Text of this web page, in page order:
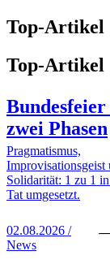
Top-Artikel
Top-Artikel
zwei Phasen
Pragmatismus,
Improvisationsgeist
Solidarität: 1 zu 1
Tat umgesetzt.
02.08.2026 /
News